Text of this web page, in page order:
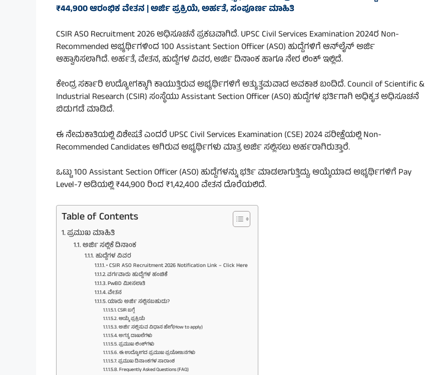
₹44,900 ಆರಂಭಿಕ ವೇತನ | ಅರ್ಜಿ ಪ್ರಕ್ರಿಯೆ, ಅರ್ಹತೆ, ಸಂಪೂರ್ಣ ಮಾಹಿತಿ
CSIR ASO Recruitment 2026 ಅಧಿಸೂಚನೆ ಪ್ರಕಟವಾಗಿದೆ. UPSC Civil Services Examination 2024ರ Non-
Recommended ಅಭ್ಯರ್ಥಿಗಳಿಂದ 100 Assistant Section Officer (ASO) ಹುದ್ದೆಗಳಿಗೆ ಆನ್‌ಲೈನ್ ಅರ್ಜಿ
ಆಹ್ವಾನಿಸಲಾಗಿದೆ. ಅರ್ಹತೆ, ವೇತನ, ಹುದ್ದೆಗಳ ವಿವರ, ಅರ್ಜಿ ದಿನಾಂಕ ಹಾಗೂ ನೇರ ಲಿಂಕ್ ಇಲ್ಲಿದೆ.
ಕೇಂದ್ರ ಸರ್ಕಾರಿ ಉದ್ಯೋಗಕ್ಕಾಗಿ ಕಾಯುತ್ತಿರುವ ಅಭ್ಯರ್ಥಿಗಳಿಗೆ ಅತ್ಯುತ್ತಮವಾದ ಅವಕಾಶ ಬಂದಿದೆ. Council of Scientific &
Industrial Research (CSIR) ಸಂಸ್ಥೆಯು Assistant Section Officer (ASO) ಹುದ್ದೆಗಳ ಭರ್ತಿಗಾಗಿ ಅಧಿಕೃತ ಅಧಿಸೂಚನೆ
ಬಿಡುಗಡೆ ಮಾಡಿದೆ.
ಈ ನೇಮಕಾತಿಯಲ್ಲಿ ವಿಶೇಷತೆ ಎಂದರೆ UPSC Civil Services Examination (CSE) 2024 ಪರೀಕ್ಷೆಯಲ್ಲಿ Non-
Recommended Candidates ಆಗಿರುವ ಅಭ್ಯರ್ಥಿಗಳು ಮಾತ್ರ ಅರ್ಜಿ ಸಲ್ಲಿಸಲು ಅರ್ಹರಾಗಿರುತ್ತಾರೆ.
ಒಟ್ಟು 100 Assistant Section Officer (ASO) ಹುದ್ದೆಗಳನ್ನು ಭರ್ತಿ ಮಾಡಲಾಗುತ್ತಿದ್ದು, ಆಯ್ಕೆಯಾದ ಅಭ್ಯರ್ಥಿಗಳಿಗೆ Pay
Level-7 ಅಡಿಯಲ್ಲಿ ₹44,900 ರಿಂದ ₹1,42,400 ವೇತನ ದೊರೆಯಲಿದೆ.
Table of Contents
ಪ್ರಮುಖ ಮಾಹಿತಿ
ಅರ್ಜಿ ಸಲ್ಲಿಕೆ ದಿನಾಂಕ
ಹುದ್ದೆಗಳ ವಿವರ
• CSIR ASO Recruitment 2026 Notification Link – Click Here
ವರ್ಗವಾರು ಹುದ್ದೆಗಳ ಹಂಚಿಕೆ
PwBD ಮೀಸಲಾತಿ
ವೇತನ
ಯಾರು ಅರ್ಜಿ ಸಲ್ಲಿಸಬಹುದು?
CSIR ಬಗ್ಗೆ
ಆಯ್ಕೆ ಪ್ರಕ್ರಿಯೆ
ಅರ್ಜಿ ಸಲ್ಲಿಸುವ ವಿಧಾನ ಹೇಗೆ(How to apply)
ಅಗತ್ಯ ದಾಖಲೆಗಳು
ಪ್ರಮುಖ ಲಿಂಕ್‌ಗಳು
ಈ ಉದ್ಯೋಗದ ಪ್ರಮುಖ ಪ್ರಯೋಜನಗಳು
ಪ್ರಮುಖ ದಿನಾಂಕಗಳ ಸಾರಾಂಶ
Frequently Asked Questions (FAQ)